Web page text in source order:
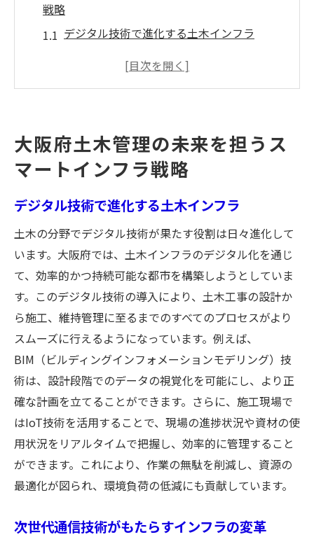
戦略
デジタル技術で進化する土木インフラ
次世代通信技術がもたらすインフラの変革
持続可能なインフラを支える再生可能エネ
ルギー
持続可能な都市計画を目指す大阪府の土木挑戦
環境負荷軽減を目指す都市設計
自然と調和した都市空間の創出
循環型社会を目指す資源管理戦略
都市の緑化と生態系保全の取り組み
再生可能エネルギーの導入とその効果
地域住民と共に進める持続可能な都市開発
交通効率化で大阪府の土木が描く未来の都市像
ICT技術を駆使した交通管理システム
公共交通機関の最適化による住民サービス
向上
モビリティの多様化がもたらす都市の変化
交通渋滞緩和に向けた新技術の導入
大阪府土木管理の未来を担うス
マートインフラ戦略
デジタル技術で進化する土木インフラ
土木の分野でデジタル技術が果たす役割は日々進化して
います。大阪府では、土木インフラのデジタル化を通じ
て、効率的かつ持続可能な都市を構築しようとしていま
す。このデジタル技術の導入により、土木工事の設計か
ら施工、維持管理に至るまでのすべてのプロセスがより
スムーズに行えるようになっています。例えば、
BIM（ビルディングインフォメーションモデリング）技
術は、設計段階でのデータの視覚化を可能にし、より正
確な計画を立てることができます。さらに、施工現場で
はIoT技術を活用することで、現場の進捗状況や資材の使
用状況をリアルタイムで把握し、効率的に管理すること
ができます。これにより、作業の無駄を削減し、資源の
最適化が図られ、環境負荷の低減にも貢献しています。
次世代通信技術がもたらすインフラの変革